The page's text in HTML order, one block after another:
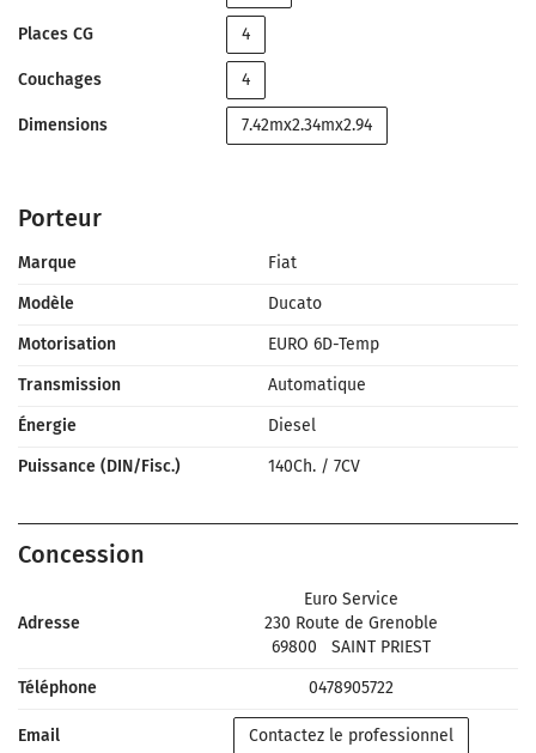
Places CG 4
Couchages 4
Dimensions 7.42mx2.34mx2.94
Porteur
Marque
Fiat
Modèle
Ducato
Motorisation
EURO 6D-Temp
Transmission
Automatique
Énergie
Diesel
Puissance (DIN/Fisc.)
140Ch. / 7CV
Concession
Adresse
Euro Service
230 Route de Grenoble
69800
SAINT PRIEST
Téléphone
0478905722
Email Contactez le professionnel